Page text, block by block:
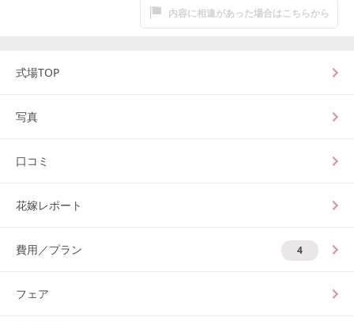
内容に相違があった場合はこちらから
式場TOP
写真
口コミ
花嫁レポート
費用／プラン 4
フェア